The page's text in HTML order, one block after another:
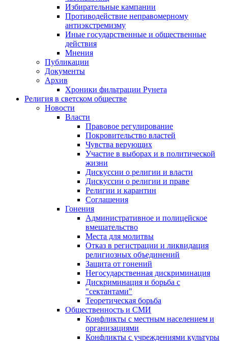
Избирательные кампании
Противодействие неправомерному
антиэкстремизму
Иные государственные и общественные
действия
Мнения
Публикации
Документы
Архив
Хроники фильтрации Рунета
Религия в светском обществе
Новости
Власти
Правовое регулирование
Покровительство властей
Чувства верующих
Участие в выборах и в политической
жизни
Дискуссии о религии и власти
Дискуссии о религии и праве
Религии и карантин
Соглашения
Гонения
Административное и полицейское
вмешательство
Места для молитвы
Отказ в регистрации и ликвидация
религиозных объединений
Защита от гонений
Негосударственная дискриминация
Дискриминация и борьба с
"сектантами"
Теоретическая борьба
Общественность и СМИ
Конфликты с местным населением и
организациями
Конфликты с учреждениями культуры